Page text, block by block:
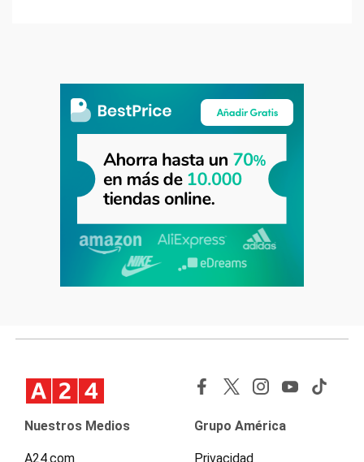
Nuestros Medios
A24.com
Grupo América
Privacidad